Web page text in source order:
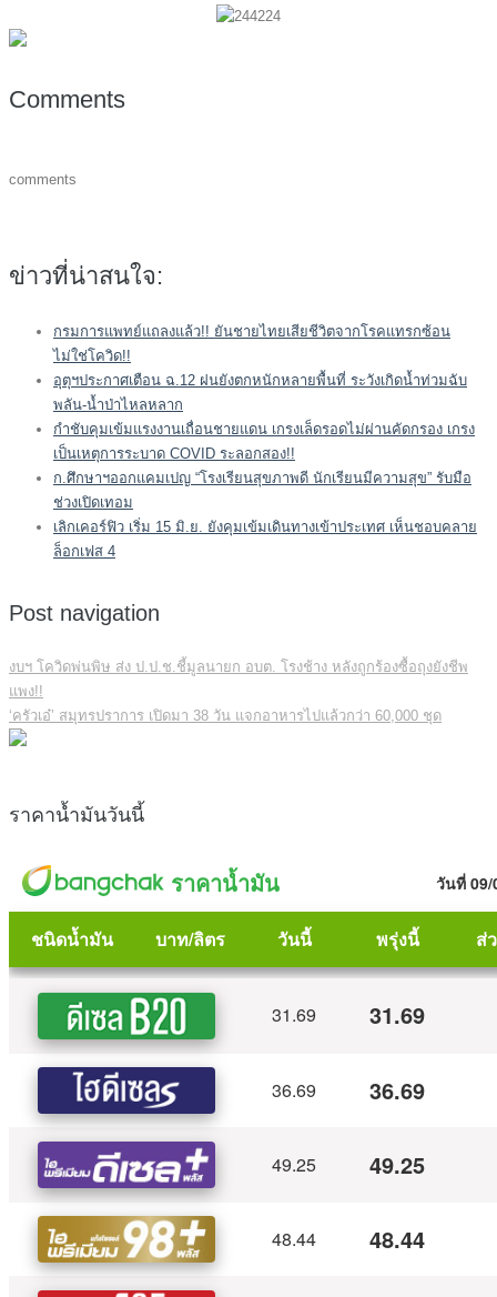
Comments
comments
ข่าวที่น่าสนใจ:
กรมการแพทย์แถลงแล้ว!! ยันชายไทยเสียชีวิตจากโรคแทรกซ้อน
ไม่ใช่โควิด!!
อุตุฯประกาศเตือน ฉ.12 ฝนยังตกหนักหลายพื้นที่ ระวังเกิดน้ำท่วมฉับ
พลัน-น้ำป่าไหลหลาก
กำชับคุมเข้มแรงงานเถื่อนชายแดน เกรงเล็ดรอดไม่ผ่านคัดกรอง เกรง
เป็นเหตุการระบาด COVID ระลอกสอง!!
ก.ศึกษาฯออกแคมเปญ “โรงเรียนสุขภาพดี นักเรียนมีความสุข” รับมือ
ช่วงเปิดเทอม
เลิกเคอร์ฟิว เริ่ม 15 มิ.ย. ยังคุมเข้มเดินทางเข้าประเทศ เห็นชอบคลาย
ล็อกเฟส 4
Post navigation
งบฯ โควิดพ่นพิษ ส่ง ป.ป.ช.ชี้มูลนายก อบต. โรงช้าง หลังถูกร้องซื้อถุงยังชีพ
แพง!!
‘ครัวเอ๋’ สมุทรปราการ เปิดมา 38 วัน แจกอาหารไปแล้วกว่า 60,000 ชุด
ราคาน้ำมันวันนี้